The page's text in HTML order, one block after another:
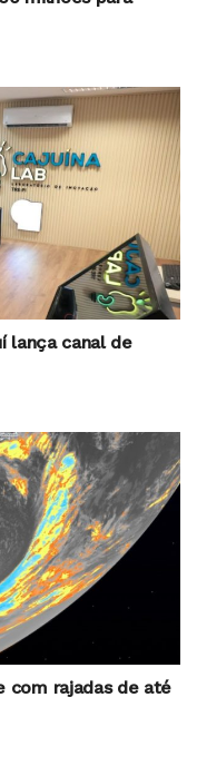
lança canal de
com rajadas de até